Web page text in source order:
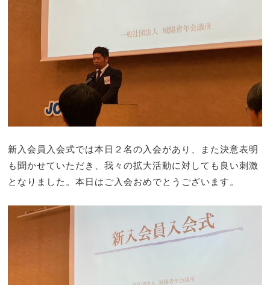
新入会員入会式では本日２名の入会があり、また決意表明
も聞かせていただき、我々の拡大活動に対しても良い刺激
となりました。本日はご入会おめでとうございます。